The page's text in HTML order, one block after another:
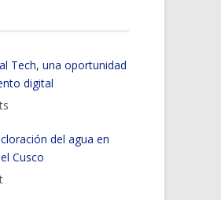
Tech, una oportunidad
digital
del agua en
Cusco